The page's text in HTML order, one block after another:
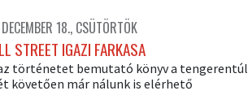
18., CSÜTÖRTÖK
STREET IGAZI FARKASA
történetet bemutató könyv a
követően már nálunk is elérhető